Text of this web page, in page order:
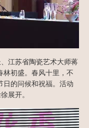
江苏省陶瓷艺术大师蒋
林初盛。春风十里，不
日的问候和祝福。活动
展开。